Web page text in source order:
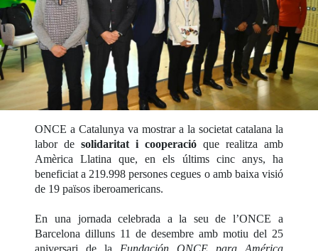
ONCE a Catalunya va mostrar a la societat catalana la
labor desolidaritat i cooperacióque realitza amb
Amèrica Llatina que, en els últims cinc anys, ha
beneficiat a 219.998 persones cegues o amb baixa visió
de 19 països iberoamericans.
En una jornada celebrada a la seu de l’ONCE a
Barcelona dilluns 11 de desembre amb motiu del 25
aniversari de la Fundación ONCE para América